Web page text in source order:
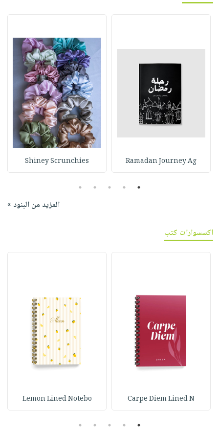
Ramadan Journey Ag
Shiney Scrunchies
1
2
3
4
5
المزيد من البنود »
اكسسوارات كتب
Carpe Diem Lined N
Lemon Lined Notebo
1
2
3
4
5